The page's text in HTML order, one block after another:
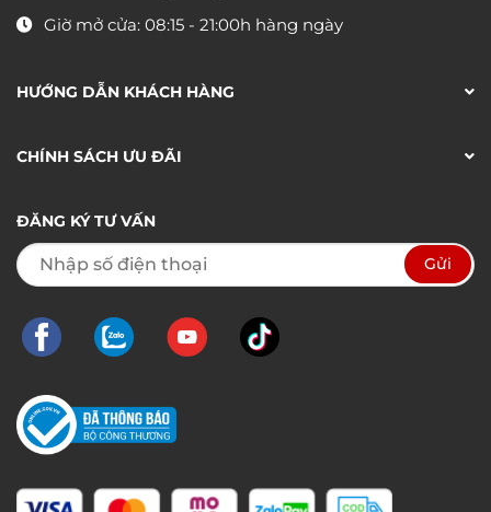
Giờ mở cửa: 08:15 - 21:00h hàng ngày
HƯỚNG DẪN KHÁCH HÀNG
CHÍNH SÁCH ƯU ĐÃI
ĐĂNG KÝ TƯ VẤN